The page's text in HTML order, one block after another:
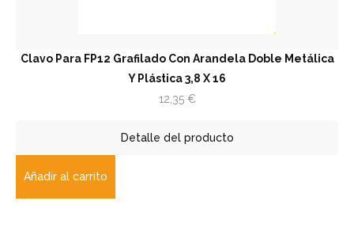
Clavo Para FP12 Grafilado Con Arandela Doble Metálica
Y Plástica 3,8 X 16
12,35 €
Detalle del producto
Añadir al carrito